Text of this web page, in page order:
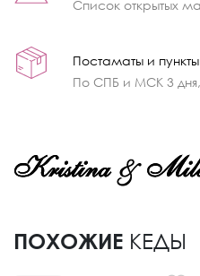
Список открытых
Постаматы и
По СПБ и МСК 3
ПОХОЖИЕ КЕДЫ